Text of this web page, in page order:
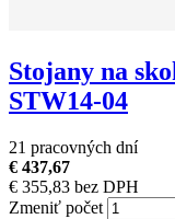
Stojany na
STW14-04
21 pracovných dní
€ 437,67
€ 355,83 bez DPH
Zmeniť počet